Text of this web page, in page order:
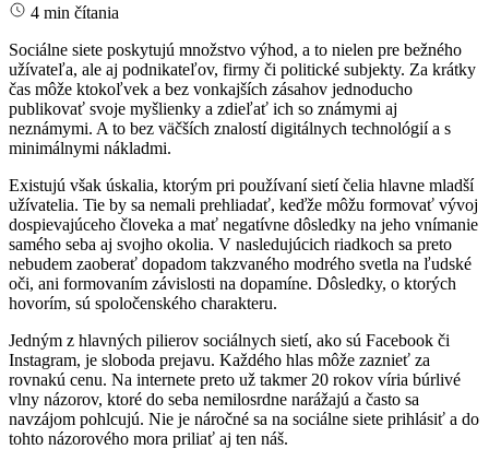
4 min čítania
Sociálne siete poskytujú množstvo výhod, a to nielen pre bežného
užívateľa, ale aj podnikateľov, firmy či politické subjekty. Za krátky
čas môže ktokoľvek a bez vonkajších zásahov jednoducho
publikovať svoje myšlienky a zdieľať ich so známymi aj
neznámymi. A to bez väčších znalostí digitálnych technológií a s
minimálnymi nákladmi.
Existujú však úskalia, ktorým pri používaní sietí čelia hlavne mladší
užívatelia. Tie by sa nemali prehliadať, keďže môžu formovať vývoj
dospievajúceho človeka a mať negatívne dôsledky na jeho vnímanie
samého seba aj svojho okolia. V nasledujúcich riadkoch sa preto
nebudem zaoberať dopadom takzvaného modrého svetla na ľudské
oči, ani formovaním závislosti na dopamíne. Dôsledky, o ktorých
hovorím, sú spoločenského charakteru.
Jedným z hlavných pilierov sociálnych sietí, ako sú Facebook či
Instagram, je sloboda prejavu. Každého hlas môže zaznieť za
rovnakú cenu. Na internete preto už takmer 20 rokov víria búrlivé
vlny názorov, ktoré do seba nemilosrdne narážajú a často sa
navzájom pohlcujú. Nie je náročné sa na sociálne siete prihlásiť a do
tohto názorového mora priliať aj ten náš.